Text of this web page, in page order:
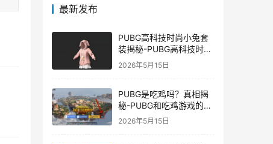
最新发布
PUBG高科技时尚小兔套
装揭秘-PUBG高科技时尚
小兔套装的潮流与科技结
2026年5月15日
PUBG是吃鸡吗？真相揭
秘-PUBG和吃鸡游戏的区
别与联系
2026年5月15日